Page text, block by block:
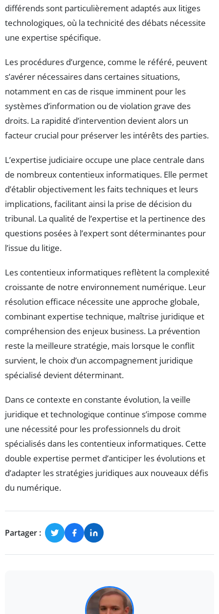
différends sont particulièrement adaptés aux litiges
technologiques, où la technicité des débats nécessite
une expertise spécifique.
Les procédures d’urgence, comme le référé, peuvent
s’avérer nécessaires dans certaines situations,
notamment en cas de risque imminent pour les
systèmes d’information ou de violation grave des
droits. La rapidité d’intervention devient alors un
facteur crucial pour préserver les intérêts des parties.
L’expertise judiciaire occupe une place centrale dans
de nombreux contentieux informatiques. Elle permet
d’établir objectivement les faits techniques et leurs
implications, facilitant ainsi la prise de décision du
tribunal. La qualité de l’expertise et la pertinence des
questions posées à l’expert sont déterminantes pour
l’issue du litige.
Les contentieux informatiques reflètent la complexité
croissante de notre environnement numérique. Leur
résolution efficace nécessite une approche globale,
combinant expertise technique, maîtrise juridique et
compréhension des enjeux business. La prévention
reste la meilleure stratégie, mais lorsque le conflit
survient, le choix d’un accompagnement juridique
spécialisé devient déterminant.
Dans ce contexte en constante évolution, la veille
juridique et technologique continue s’impose comme
une nécessité pour les professionnels du droit
spécialisés dans les contentieux informatiques. Cette
double expertise permet d’anticiper les évolutions et
d’adapter les stratégies juridiques aux nouveaux défis
du numérique.
Partager :